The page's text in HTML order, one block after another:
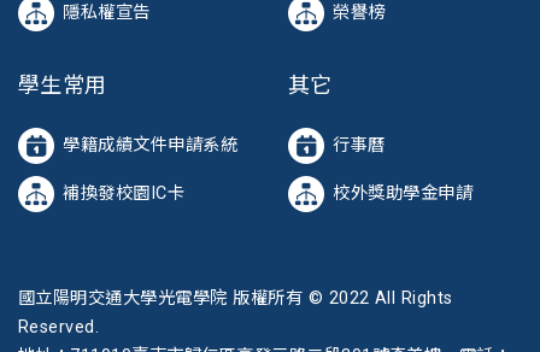
隱私權宣告 榮譽榜
學生常用
學籍成績文件申請系統
補換發校園IC卡
其它
行事曆
校外獎助學金申請
國立陽明交通大學光電學院 版權所有 © 2022 All Rights
Reserved.